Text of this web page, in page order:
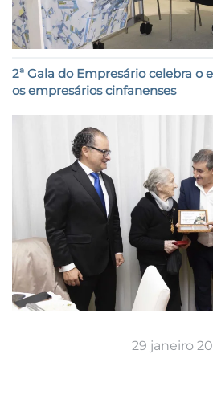
2ª Gala do Empresário celebra o
os empresários cinfanenses
29 janeiro